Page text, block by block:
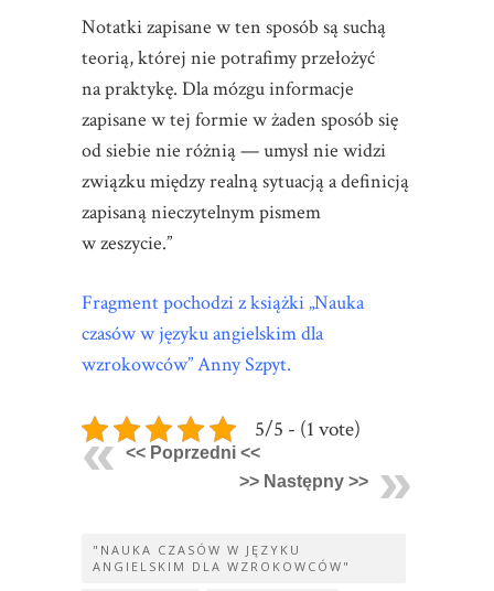
Notatki zapisane w ten sposób są suchą
teorią, której nie potrafimy przełożyć
na praktykę. Dla mózgu informacje
zapisane w tej formie w żaden sposób się
od siebie nie różnią — umysł nie widzi
związku między realną sytuacją a definicją
zapisaną nieczytelnym pismem
w zeszycie.”
Fragment pochodzi z książki „Nauka
czasów w języku angielskim dla
wzrokowców”Anny Szpyt.
5/5 - (1 vote)
<< Poprzedni <<
>> Następny >>
"NAUKA CZASÓW W JĘZYKU
ANGIELSKIM DLA WZROKOWCÓW"